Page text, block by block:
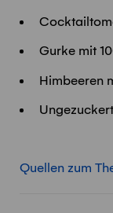
Gurke mit
Himbeeren
Quellen zum